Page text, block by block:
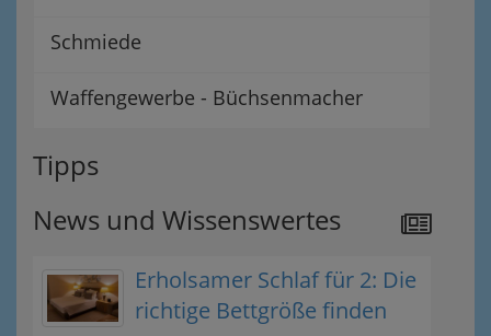
Schmiede
Waffengewerbe - Büchsenmacher
Tipps
News und Wissenswertes
Erholsamer Schlaf für 2: Die
richtige Bettgröße finden